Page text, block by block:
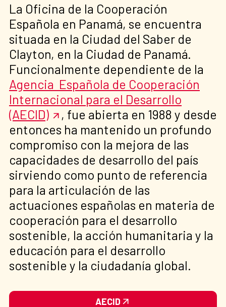
La Oficina de la Cooperación
Española en Panamá, se encuentra
situada en la Ciudad del Saber de
Clayton, en la Ciudad de Panamá.
Funcionalmente dependiente de la
Agencia Española de Cooperación
Internacional para el Desarrollo
(AECID)
, fue abierta en 1988 y desde
entonces ha mantenido un profundo
compromiso con la mejora de las
capacidades de desarrollo del país
sirviendo como punto de referencia
para la articulación de las
actuaciones españolas en materia de
cooperación para el desarrollo
sostenible, la acción humanitaria y la
educación para el desarrollo
sostenible y la ciudadanía global.
AECID